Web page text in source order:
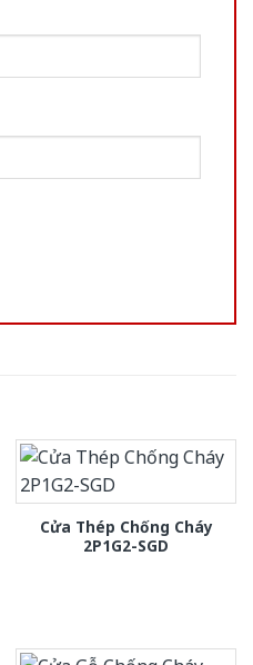
Cửa Thép Chống Cháy
2P1G2-SGD